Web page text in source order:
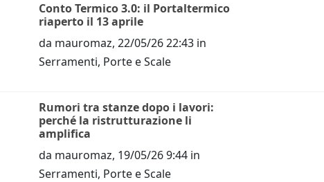
Conto Termico 3.0: il Portaltermico
riaperto il 13 aprile
da mauromaz,22/05/26 22:43 in
Serramenti, Porte e Scale
Rumori tra stanze dopo i lavori:
perché la ristrutturazione li
amplifica
da mauromaz, 19/05/26 9:44 in
Serramenti, Porte e Scale